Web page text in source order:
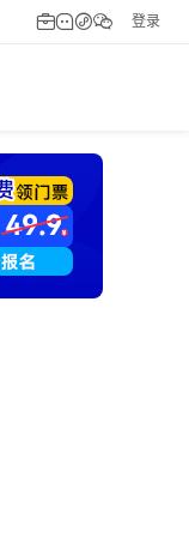
登录